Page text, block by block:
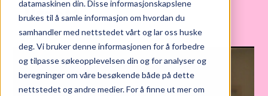
datamaskinen din. Disse informasjonskapslene
brukes til å samle informasjon om hvordan du
samhandler med nettstedet vårt og lar oss huske
deg. Vi bruker denne informasjonen for å forbedre
og tilpasse søkeopplevelsen din og for analyser og
beregninger om våre besøkende både på dette
nettstedet og andre medier. For å finne ut mer om
Utrett